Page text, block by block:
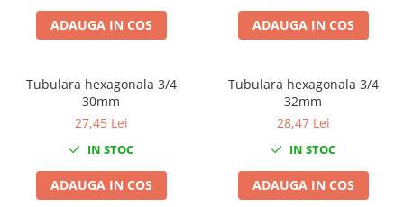
Pistoale Pneumatice
Scule pentru nituit si capsat
Slefuitoare Pneumatice
Scule speciale
Diagnoza si masurari
Injectoare
Motor
ADAUGA IN COS ADAUGA IN COS
Tubulara hexagonala 3/4
30mm
27,45 Lei
IN STOC
ADAUGA IN COS
Tubulara hexagonala 3/4
32mm
28,47 Lei
IN STOC
ADAUGA IN COS